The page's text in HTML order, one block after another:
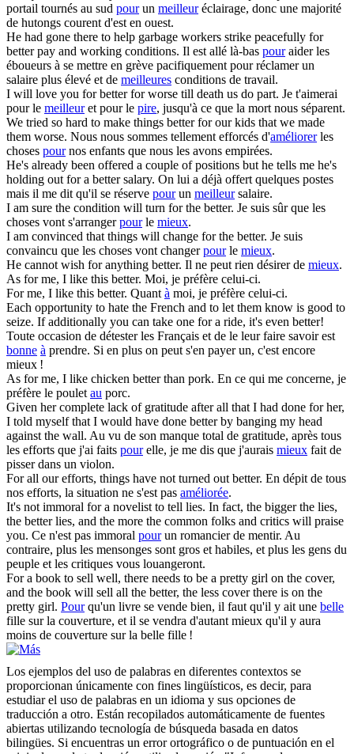
portail tournés au sud pourun meilleuréclairage, donc une majorité
de hutongs courent d'est en ouest.
He had gone there to help garbage workers strike peacefully for
betterpay and working conditions. Il est allé là-bas pouraider les
éboueurs à se mettre en grève pacifiquement pour réclamer un
salaire plus élevé et de meilleures conditions de travail.
I will love you for betterforworse till death us do part. Je t'aimerai
pour le meilleuret pour le pire, jusqu'à ce que la mort nous séparent.
We tried so hard to make things better forour kids that we made
them worse. Nous nous sommes tellement efforcés d'améliorerles
choses pournos enfants que nous les avons empirées.
He's already been offered a couple of positions but he tells me he's
holding outfora bettersalary. On lui a déjà offert quelques postes
mais il me dit qu'il se réserve pourun meilleursalaire.
I am sure the condition will turn forthe better. Je suis sûr que les
choses vont s'arrangerpourle mieux.
I am convinced that things will change forthe better. Je suis
convaincu que les choses vont changerpourle mieux.
He cannot wish foranything better. Il ne peut rien désirer de mieux.
As forme, I like this better. Moi, je préfère celui-ci.
Forme, I like this better. Quantà moi, je préfère celui-ci.
Each opportunity to hate the French and to let them know is good to
seize. If additionally you can take one fora ride, it's even better!
Toute occasion de détester les Français et de le leur faire savoir est
bonne à prendre. Si en plus on peut s'en payer un, c'est encore
mieux !
As forme, I like chicken betterthan pork. En ce qui me concerne, je
préfère le pouletau porc.
Given her complete lack of gratitude after all that I had done forher,
I told myself that I would have done betterby banging my head
against the wall. Au vu de son manque total de gratitude, après tous
les efforts que j'ai faits pourelle, je me dis que j'aurais mieux fait de
pisser dans un violon.
Forall our efforts, things have not turned outbetter. En dépit de tous
nos efforts, la situation ne s'est pas améliorée.
It's not immoral fora novelist to tell lies. In fact, the bigger the lies,
the betterlies, and the more the common folks and critics will praise
you. Ce n'est pas immoral pourun romancier de mentir. Au
contraire, plus les mensonges sont gros et habiles, et plus les gens du
peuple et les critiques vous louangeront.
Fora book to sell well, there needs to be a pretty girl on the cover,
and the book will sell all the better, the less cover there is on the
pretty girl. Pourqu'un livre se vende bien, il faut qu'il y ait une belle
fille sur la couverture, et il se vendra d'autant mieux qu'il y aura
moins de couverture sur la belle fille !
Los ejemplos del uso de palabras en diferentes contextos se
proporcionan únicamente con fines lingüísticos, es decir, para
estudiar el uso de palabras en un idioma y sus opciones de
traducción a otro. Están recopilados automáticamente de fuentes
abiertas utilizando tecnología de búsqueda basada en datos
bilingües. Si encuentras un error ortográfico o de puntuación en el